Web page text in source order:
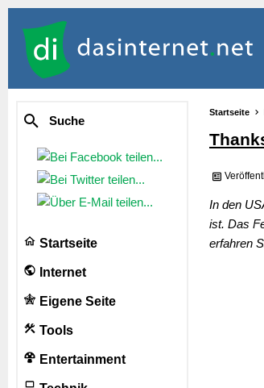
Suche
Startseite
Internet
Eigene Seite
Tools
Entertainment
Startseite
In den
ist. Das
erfahren